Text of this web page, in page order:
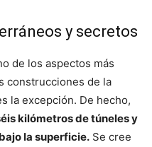
y secretos
de los aspectos más
construcciones de la
la excepción. De hecho,
kilómetros de túneles y
la superficie. Se cree